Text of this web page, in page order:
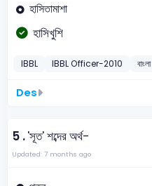
হাসিতামাশা
হাসিখুশি
IBBL IBBL Officer-2010 বাংলা
Des
5 .'সূত' শব্দের অর্থ-
Updated: 7 months ago